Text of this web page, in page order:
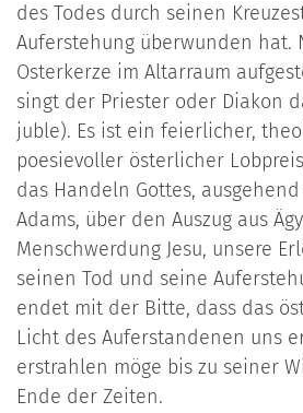
des Todes durch seinen
Auferstehung überwunden hat.
Osterkerze im Altarraum
singt der Priester oder Diakon
juble). Es ist ein feierlicher,
poesievoller österlicher
das Handeln Gottes,
Adams, über den Auszug aus
Menschwerdung Jesu, unsere
seinen Tod und seine
endet mit der Bitte, dass das
Licht des Auferstandenen uns
erstrahlen möge bis zu seiner
Ende der Zeiten.